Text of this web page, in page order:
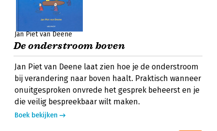
Jan Piet van Deene
De onderstroom boven
Jan Piet van Deene laat zien hoe je de onderstroom
bij verandering naar boven haalt. Praktisch wanneer
onuitgesproken onvrede het gesprek beheerst en je
die veilig bespreekbaar wilt maken.
Boek bekijken